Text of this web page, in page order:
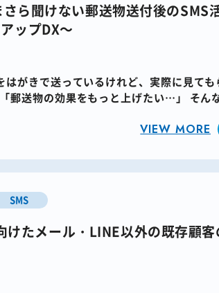
ら聞けない郵送物送付後のSMS
ップDX～
はがきで送っているけれど、実際に見ても
送物の効果をもっと上げたい…」 そん
VIEW MORE
SMS
けたメール・LINE以外の既存顧客